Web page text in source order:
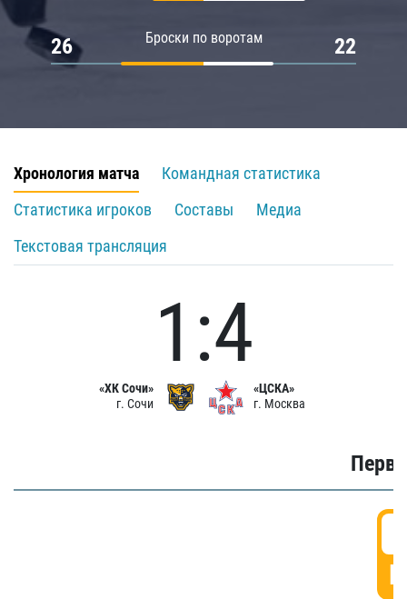
Броски по воротам
26 22
Хронология матча
Командная статистика
Статистика игроков
Составы
Медиа
Текстовая трансляция
«ХК Сочи»
г. Сочи
1:4
«ЦСКА»
г. Москва